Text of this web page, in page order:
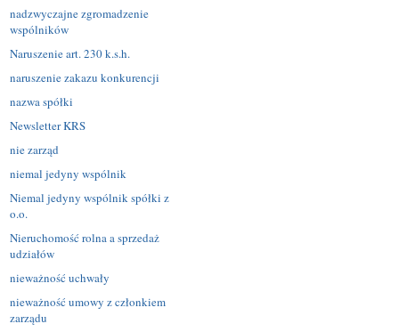
nadzwyczajne zgromadzenie
wspólników
Naruszenie art. 230 k.s.h.
naruszenie zakazu konkurencji
nazwa spółki
Newsletter KRS
nie zarząd
niemal jedyny wspólnik
Niemal jedyny wspólnik spółki z
o.o.
Nieruchomość rolna a sprzedaż
udziałów
nieważność uchwały
nieważność umowy z członkiem
zarządu